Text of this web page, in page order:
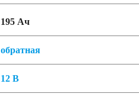
195 Ач
обратная
12 В